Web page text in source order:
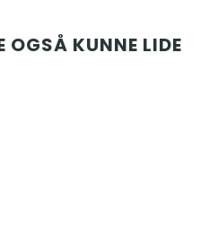
OGSÅ KUNNE LIDE